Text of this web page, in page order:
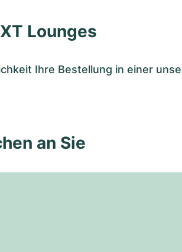
Lounges
Ihre Bestellung in einer
an Sie